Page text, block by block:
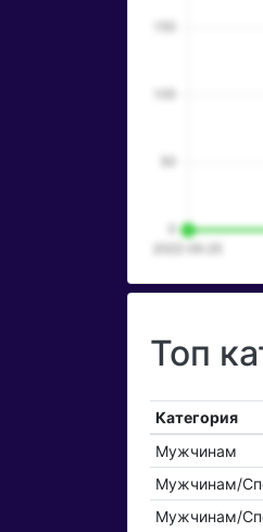
Топ
Категория
Мужчинам
Мужчинам/
Мужчинам/